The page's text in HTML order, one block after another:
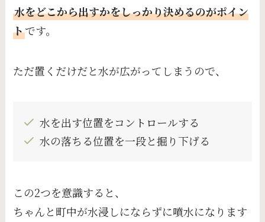
水をどこから出すかをしっかり決めるのがポイン
トです。
ただ置くだけだと水が広がってしまうので、
水を出す位置をコントロールする
水の落ちる位置を一段と掘り下げる
この2つを意識すると、
ちゃんと町中が水浸しにならずに噴水になります